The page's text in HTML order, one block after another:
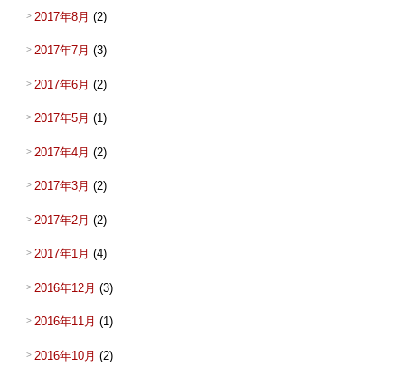
2017年8月 (2)
2017年7月 (3)
2017年6月 (2)
2017年5月 (1)
2017年4月 (2)
2017年3月 (2)
2017年2月 (2)
2017年1月 (4)
2016年12月 (3)
2016年11月 (1)
2016年10月 (2)